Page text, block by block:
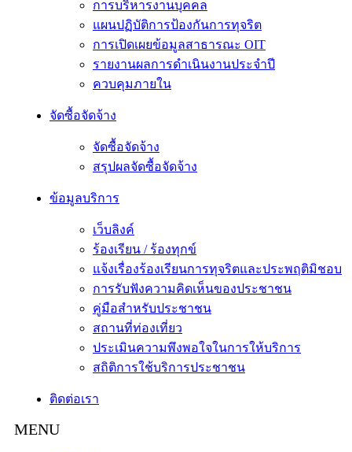
การบริหารงานบุคคล
แผนปฏิบัติการป้องกันการทุจริต
การเปิดเผยข้อมูลสาธารณะ OIT
รายงานผลการดำเนินงานประจำปี
ควบคุมภายใน
จัดซื้อจัดจ้าง
จัดซื้อจัดจ้าง
สรุปผลจัดซื้อจัดจ้าง
ข้อมูลบริการ
เว็บลิงค์
ร้องเรียน / ร้องทุกข์
แจ้งเรื่องร้องเรียนการทุจริตและประพฤติมิชอบ
การรับฟังความคิดเห็นของประชาชน
คู่มือสำหรับประชาชน
สถานที่ท่องเที่ยว
ประเมินความพึงพอใจในการให้บริการ
สถิติการใช้บริการประชาชน
ติดต่อเรา